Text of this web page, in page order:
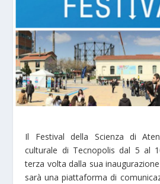
Il Festival della Scienza di
culturale di Tecnopolis dal 5 al
terza volta dalla sua
sarà una piattaforma di